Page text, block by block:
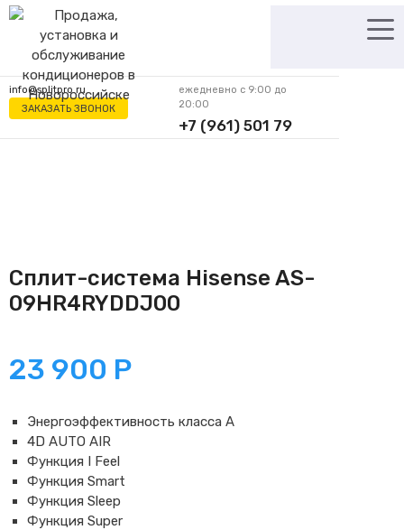
Перейти
содержимому
info@splitpro.ru
ЗАКАЗАТЬ ЗВОНОК
ежедневно с 9:00 до
20:00
+7 (961) 501 79
62
Сплит-система Hisense AS-
09HR4RYDDJ00
23 900 Р
Энергоэффективность класса А
4D AUTO AIR
Функция I Feel
Функция Smart
Функция Sleep
Функция Super